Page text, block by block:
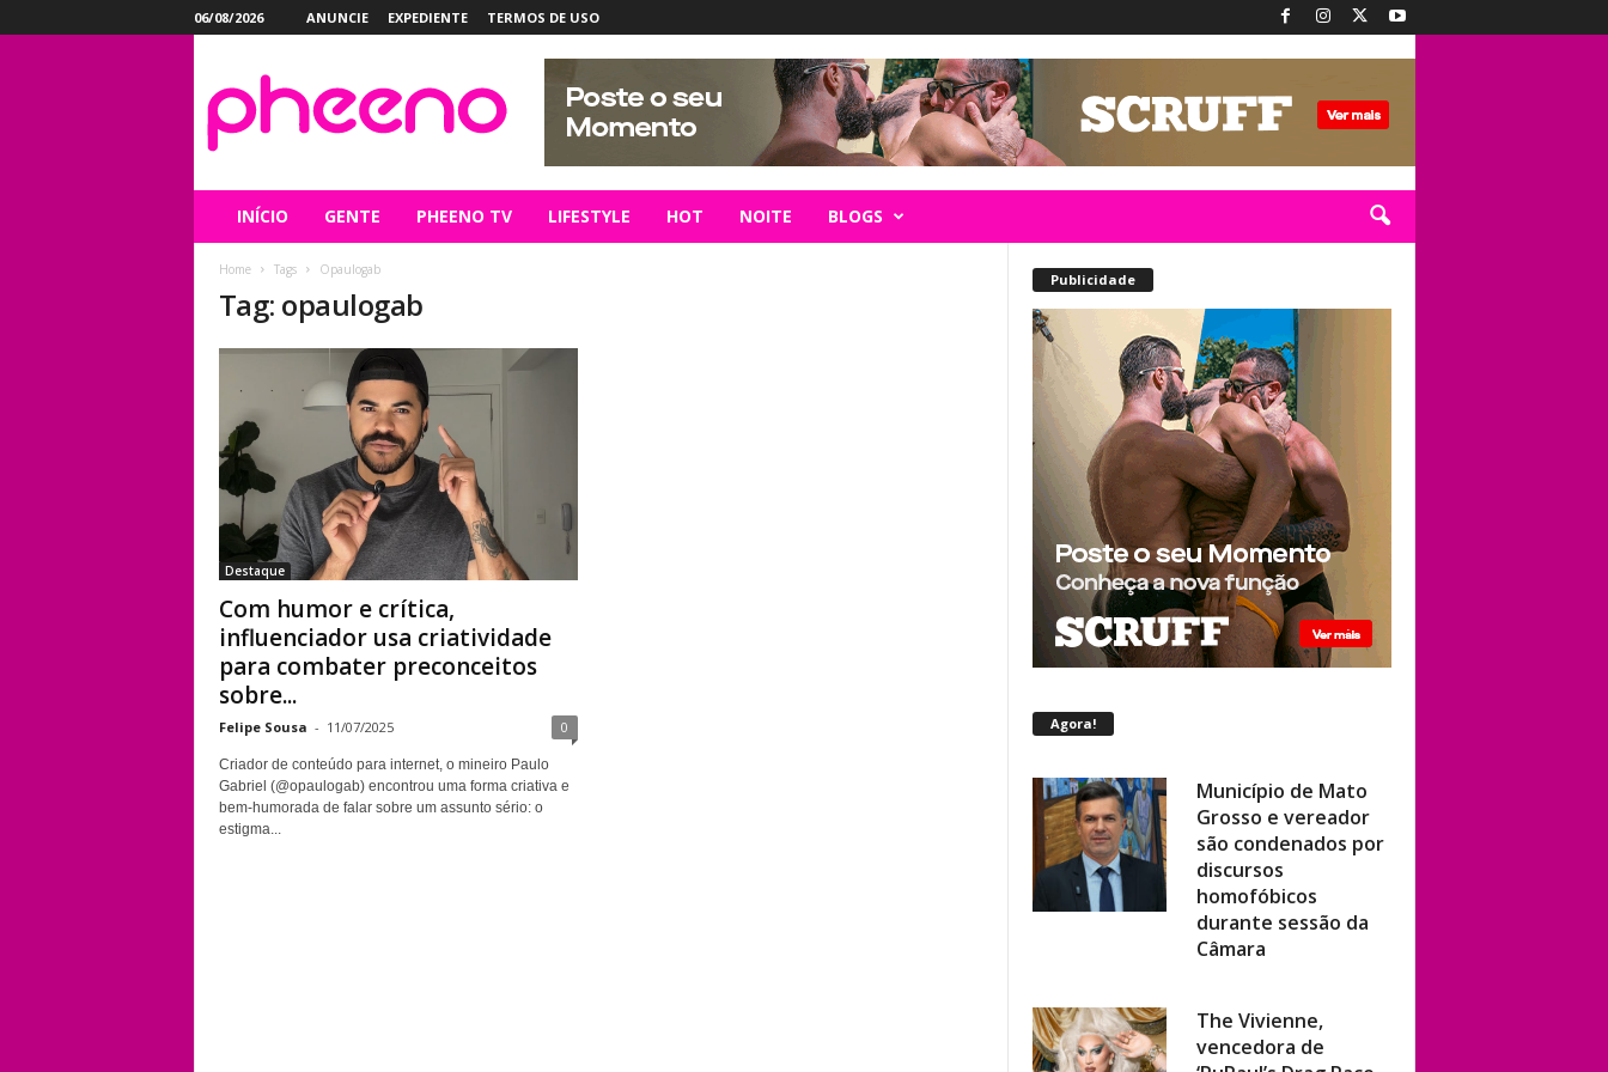
06/08/2026 ANUNCIE EXPEDIENTE TERMOS DE USO
INÍCIO GENTE PHEENO TV LIFESTYLE HOT NOITE BLOGS
Home Tags Opaulogab
Tag: opaulogab
Destaque
Com humor e crítica,
influenciador usa criatividade
para combater preconceitos
sobre...
Felipe Sousa - 11/07/2025 0
Criador de conteúdo para internet, o mineiro Paulo
Gabriel (@opaulogab) encontrou uma forma criativa e
bem-humorada de falar sobre um assunto sério: o
estigma...
Publicidade
Agora!
Município de Mato
Grosso e vereador
são condenados por
discursos
homofóbicos
durante sessão da
Câmara
The Vivienne,
vencedora de
‘RuPaul’s Drag Race